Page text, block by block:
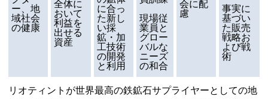
ー、地
域社会
の健康
全体に
おいて
利益を
出せる
資産
に合っ
た新し
い採
鉱・加
工技術
の開発
と利用
現場従
業員と
グロー
バルな
ニーズ
の和合
会に配
慮
事実に
基づい
た販売
戦略お
よび戦
術
リオティントが世界最高の鉄鉱石サプライヤーとしての地